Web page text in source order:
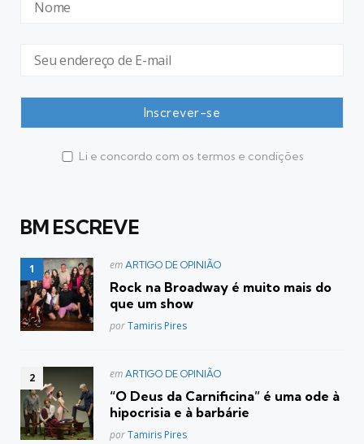
Li e concordo com os termos e condições
BM ESCREVE
Postado
em ARTIGO DE OPINIÃO
Rock na Broadway é muito mais do
que um show
Posted
porTamiris Pires
Postado
em ARTIGO DE OPINIÃO
“O Deus da Carnificina” é uma ode à
hipocrisia e à barbárie
Posted
porTamiris Pires